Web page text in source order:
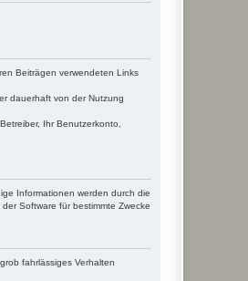
Beiträgen verwendeten Links
dauerhaft von der Nutzung
Ihr Benutzerkonto,
Informationen werden durch die
Software für bestimmte Zwecke
fahrlässiges Verhalten